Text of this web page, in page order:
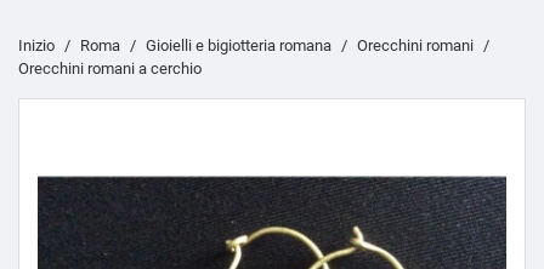
Inizio Roma Gioielli e bigiotteria romana
Orecchini romani
Orecchini romani a cerchio